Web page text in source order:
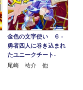
金色の文字使い ６ ‐
勇者四人に巻き込まれ
たユニークチート‐
尾崎 祐介 他